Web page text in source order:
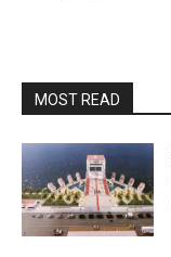
MOST READ